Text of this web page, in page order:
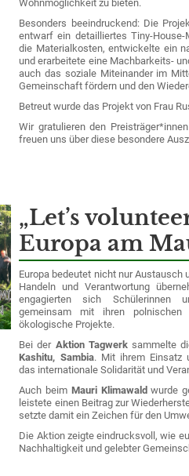
Wohnmöglichkeit zu bieten.
Besonders beeindruckend: Die
entwarf ein detailliertes Tiny-
die Materialkosten, entwickelte ein
und erarbeitete eine Machbarkeits-
auch das soziale Miteinander im
Gemeinschaft fördern und den
Betreut wurde das Projekt von Frau
Wir gratulieren den
freuen uns über diese besondere
„Let’s
Europa am
Europa bedeutet nicht nur Austausch
Handeln und Verantwortung
engagierten sich Schülerinnen
gemeinsam mit ihren polnischen
ökologische Projekte.
Bei der Aktion Tagwerksammelte
Kashitu, Sambia. Mit ihrem Einsatz
das internationale Solidarität und
Auch beim Mauri Klimawald wurde
leistete einen Beitrag zur
setzte damit ein Zeichen für den
Die Aktion zeigte eindrucksvoll, wie
Nachhaltigkeit und gelebter